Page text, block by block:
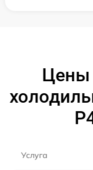
Цены
Услуга